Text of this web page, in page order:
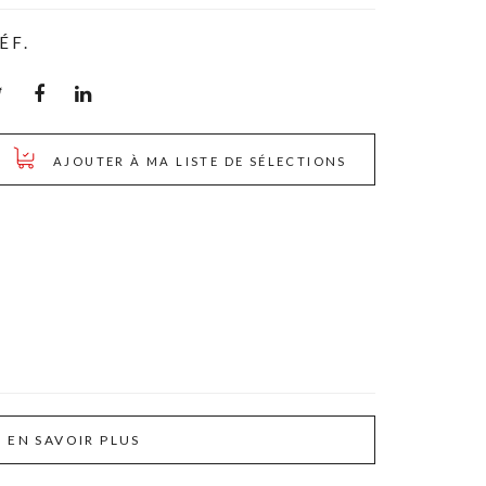
AJOUTER À MA LISTE DE SÉLECTIONS
EN SAVOIR PLUS